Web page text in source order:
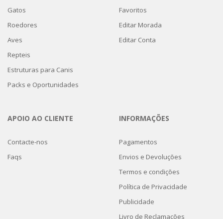
Gatos
Roedores
Aves
Repteis
Estruturas para Canis
Packs e Oportunidades
Favoritos
Editar Morada
Editar Conta
APOIO AO CLIENTE
Contacte-nos
Faqs
INFORMAÇÕES
Pagamentos
Envios e Devoluções
Termos e condições
Política de Privacidade
Publicidade
Livro de Reclamações